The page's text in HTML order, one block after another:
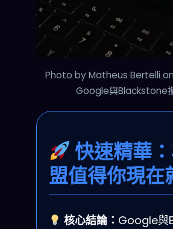
Photo by Matheus Bertelli
Google與Blackstone
快速精華
盟值得你現在
核心結論： Google與